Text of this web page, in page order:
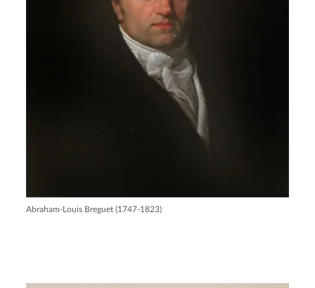
Abraham-Louis Breguet (1747-1823)